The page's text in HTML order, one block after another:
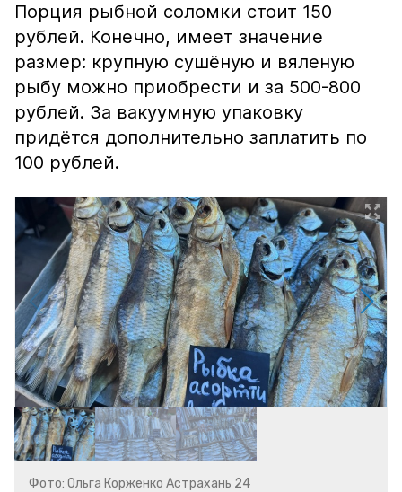
Порция рыбной соломки стоит 150
рублей. Конечно, имеет значение
размер: крупную сушёную и вяленую
рыбу можно приобрести и за 500-800
рублей. За вакуумную упаковку
придётся дополнительно заплатить по
100 рублей.
Фото: Ольга Корженко Астрахань 24